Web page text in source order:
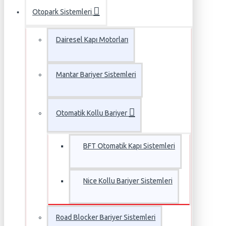
Otopark Sistemleri
Dairesel Kapı Motorları
Mantar Bariyer Sistemleri
Otomatik Kollu Bariyer
BFT Otomatik Kapı Sistemleri
Nice Kollu Bariyer Sistemleri
Road Blocker Bariyer Sistemleri